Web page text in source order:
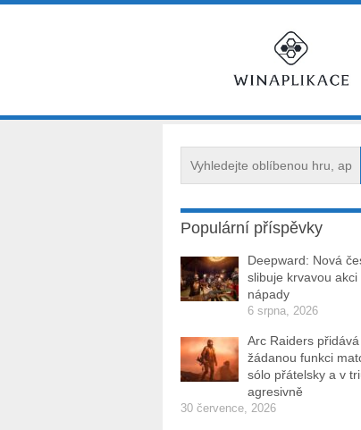
Populární příspěvky
Deepward: Nová
slibuje krvavou
nápady
6 srpna, 2026
Arc Raiders
žádanou funkci
sólo přátelsky a v
agresivně
30 července, 2026